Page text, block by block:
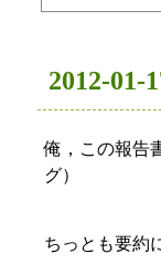
2012-01-
俺，この報告
グ）
ちっとも要約